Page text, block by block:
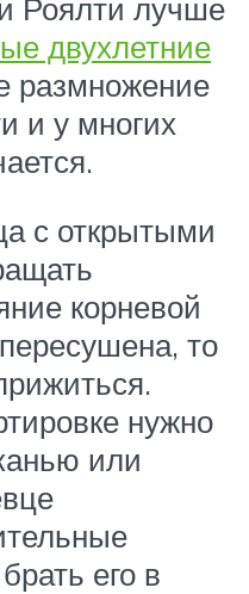
Роялти лучше
двухлетние
размножение
и у многих
с открытыми
корневой
то
нужно
или
его в